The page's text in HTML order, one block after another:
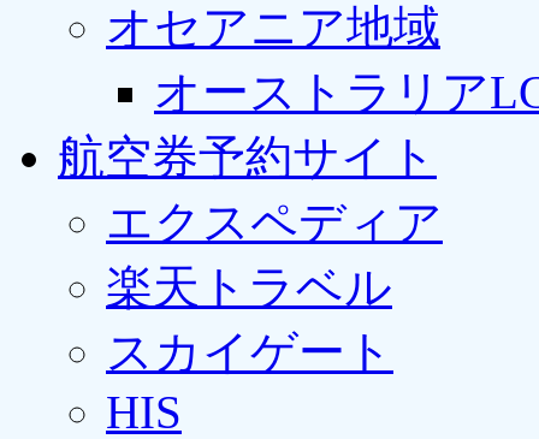
オセアニア地域
オーストラリア
航空券予約サイト
エクスペディア
楽天トラベル
スカイゲート
HIS